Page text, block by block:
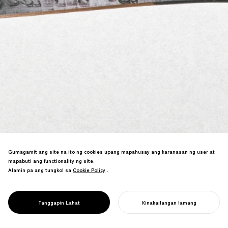
PROJECT
ONE&DOT
Sendai tansu—tradisyunal na mga
pamamaraan sa minimal na anyo.
SIMULAN ANG INYONG PROYEKTO
Gumagamit ang site na ito ng cookies upang mapahusay ang karanasan ng user at
mapabuti ang functionality ng site.
Alamin pa ang tungkol sa Cookie Policy
Cookie Policy .
Tanggapin Lahat Kinakailangan lamang